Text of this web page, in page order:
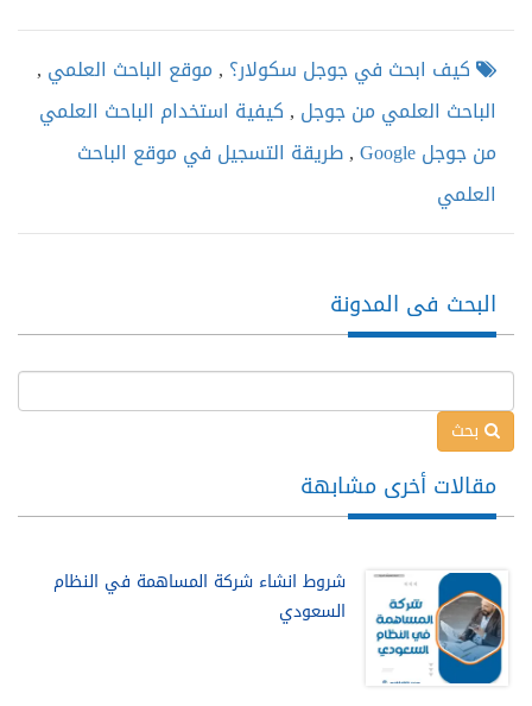
كيف ابحث في جوجل سكولار؟ ,موقع الباحث العلمي ,
الباحث العلمي من جوجل ,كيفية استخدام الباحث العلمي
من جوجل Google
,طريقة التسجيل في موقع الباحث
العلمي
البحث فى المدونة
بحث
مقالات أخرى مشابهة
شروط انشاء شركة المساهمة في النظام
السعودي